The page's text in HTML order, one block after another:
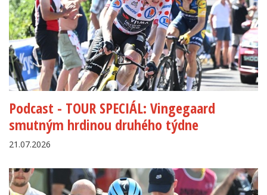
Podcast - TOUR SPECIÁL: Vingegaard
smutným hrdinou druhého týdne
21.07.2026